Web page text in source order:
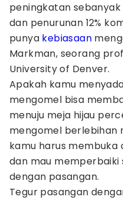
peningkatan sebanyak
dan penurunan 12%
punya kebiasaan
Markman, seorang
University of Denver.
Apakah kamu
mengomel bisa
menuju meja hijau
mengomel berlebihan
kamu harus
dan mau
dengan pasangan.
Tegur pasangan